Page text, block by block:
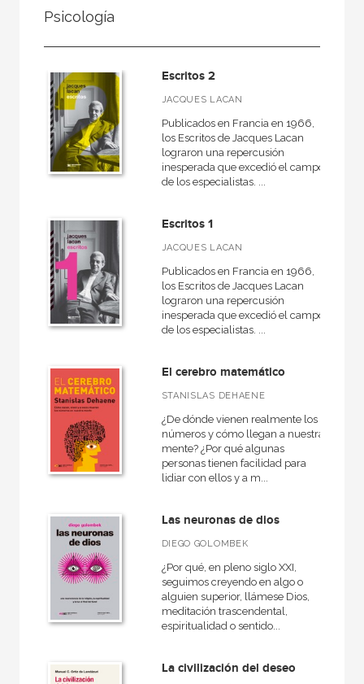
Ciencias humanas y sociales
Psicología
MATERIAS
Filosofía
Religión
Sociología
Lengua y literatura
Antropología
Pedagogía
Economía
VER TODAS... (17)
Biblioteca clásica de Siglo Veintiuno
Ciencia que ladra
Educación
Historia
Psicología
Escritos 2
JACQUES LACAN
Publicados en Francia en 1966,
los Escritos de Jacques Lacan
lograron una repercusión
inesperada que excedió el campo
de los especialistas. ...
Escritos 1
JACQUES LACAN
Publicados en Francia en 1966,
los Escritos de Jacques Lacan
lograron una repercusión
inesperada que excedió el campo
de los especialistas. ...
El cerebro matemático
STANISLAS DEHAENE
¿De dónde vienen realmente los
números y cómo llegan a nuestra
mente? ¿Por qué algunas
personas tienen facilidad para
lidiar con ellos y a m...
Las neuronas de dios
DIEGO GOLOMBEK
¿Por qué, en pleno siglo XXI,
seguimos creyendo en algo o
alguien superior, llámese Dios,
meditación trascendental,
espiritualidad o sentido...
La civilización del deseo